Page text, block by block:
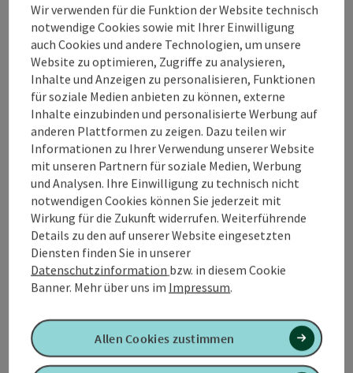
und Auftritte in größerem Rahmen.
Die Ansprüche an die Musik und Interpretation wurden
mit der Zeit höher. Günther Wiesbauer absolvierte ...
Beschreibung vollständig anzeigen
Kontakt
Öffnungszeiten
Anreise/Lage
Eignung
Wir verwenden für die Funktion der Website technisch
notwendige Cookies sowie mit Ihrer Einwilligung
auch Cookies und andere Technologien, um unsere
Website zu optimieren, Zugriffe zu analysieren,
Inhalte und Anzeigen zu personalisieren, Funktionen
für soziale Medien anbieten zu können, externe
Inhalte einzubinden und personalisierte Werbung auf
anderen Plattformen zu zeigen. Dazu teilen wir
Informationen zu Ihrer Verwendung unserer Website
mit unseren Partnern für soziale Medien, Werbung
und Analysen. Ihre Einwilligung zu technisch nicht
notwendigen Cookies können Sie jederzeit mit
Wirkung für die Zukunft widerrufen. Weiterführende
Details zu den auf unserer Website eingesetzten
Diensten finden Sie in unserer
Datenschutzinformation bzw. in diesem Cookie
Banner. Mehr über uns im Impressum.
Allen Cookies zustimmen